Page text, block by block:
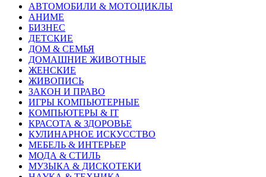
АВТОМОБИЛИ & МОТОЦИКЛЫ
АНИМЕ
БИЗНЕС
ДЕТСКИЕ
ДОМ & СЕМЬЯ
ДОМАШНИЕ ЖИВОТНЫЕ
ЖЕНСКИЕ
ЖИВОПИСЬ
ЗАКОН И ПРАВО
ИГРЫ КОМПЬЮТЕРНЫЕ
КОМПЬЮТЕРЫ & IT
КРАСОТА & ЗДОРОВЬЕ
КУЛИНАРНОЕ ИСКУССТВО
МЕБЕЛЬ & ИНТЕРЬЕР
МОДА & СТИЛЬ
МУЗЫКА & ДИСКОТЕКИ